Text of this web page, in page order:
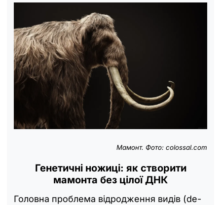
Мамонт. Фото: colossal.com
Генетичні ножиці: як створити
мамонта без цілої ДНК
Головна проблема відродження видів (de-